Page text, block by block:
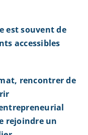
est souvent de
accessibles
rencontrer de
rejoindre un